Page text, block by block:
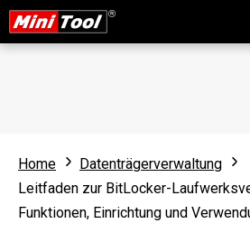
Home
Datenträgerverwaltung
Leitfaden zur BitLocker-
Funktionen, Einrichtung und